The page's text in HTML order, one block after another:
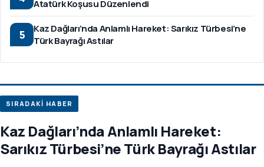
Atatürk Koşusu Düzenlendi
5
Kaz Dağları’nda Anlamlı Hareket: Sarıkız Türbesi’ne
Türk Bayrağı Astılar
SIRADAKİ HABER
Kaz Dağları’nda Anlamlı Hareket:
Sarıkız Türbesi’ne Türk Bayrağı Astılar